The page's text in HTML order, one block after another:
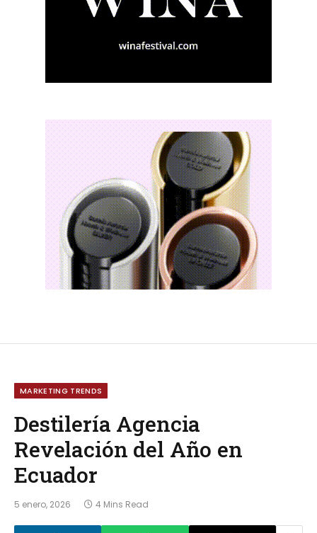
MARKETING TRENDS
Destilería Agencia
Revelación del Año en
Ecuador
5 enero, 2026 4 Mins Read